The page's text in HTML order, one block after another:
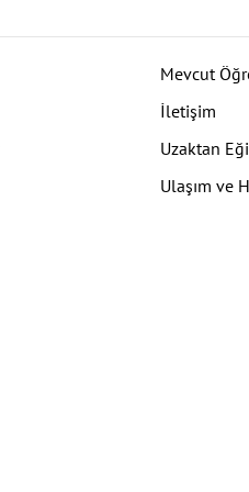
Mevcut
İletişim
Uzaktan
Ulaşım ve